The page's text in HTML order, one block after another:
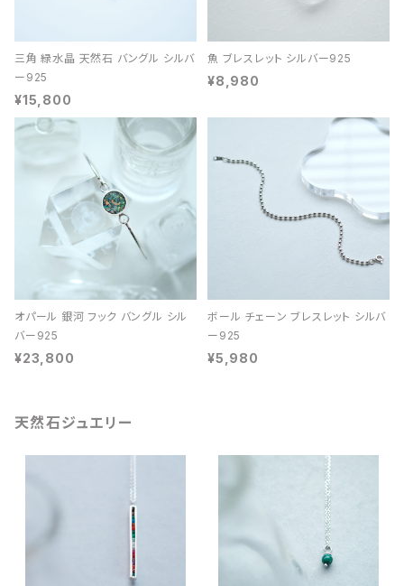
三角 緑水晶 天然石 バングル シルバ
ー925
¥15,800
魚 ブレスレット シルバー925
¥8,980
オパール 銀河 フック バングル シル
バー925
¥23,800
ボール チェーン ブレスレット シルバ
ー925
¥5,980
天然石ジュエリー